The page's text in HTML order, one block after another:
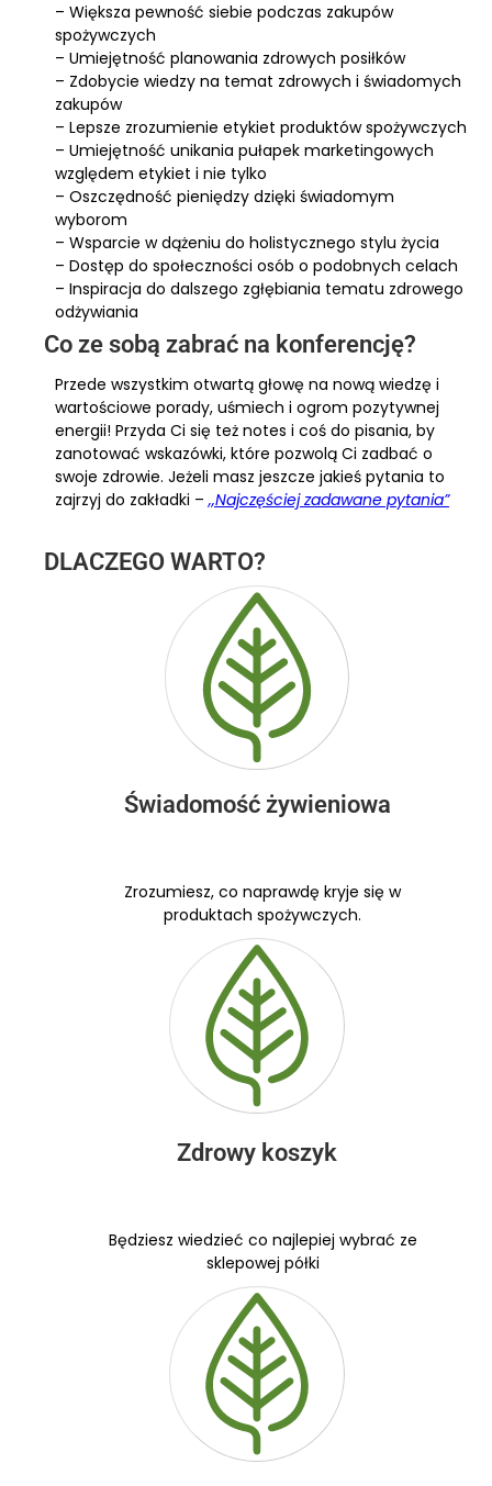
– Większa pewność siebie podczas zakupów
spożywczych
– Umiejętność planowania zdrowych posiłków
– Zdobycie wiedzy na temat zdrowych i świadomych
zakupów
– Lepsze zrozumienie etykiet produktów spożywczych
– Umiejętność unikania pułapek marketingowych
względem etykiet i nie tylko
– Oszczędność pieniędzy dzięki świadomym
wyborom
– Wsparcie w dążeniu do holistycznego stylu życia
– Dostęp do społeczności osób o podobnych celach
– Inspiracja do dalszego zgłębiania tematu zdrowego
odżywiania
Co ze sobą zabrać na konferencję?
Przede wszystkim otwartą głowę na nową wiedzę i
wartościowe porady, uśmiech i ogrom pozytywnej
energii! Przyda Ci się też notes i coś do pisania, by
zanotować wskazówki, które pozwolą Ci zadbać o
swoje zdrowie. Jeżeli masz jeszcze jakieś pytania to
zajrzyj do zakładki –,,Najczęściej zadawane pytania”
DLACZEGO WARTO?
Świadomość żywieniowa
Zrozumiesz, co naprawdę kryje się w
produktach spożywczych.
Zdrowy koszyk
Będziesz wiedzieć co najlepiej wybrać ze
sklepowej półki